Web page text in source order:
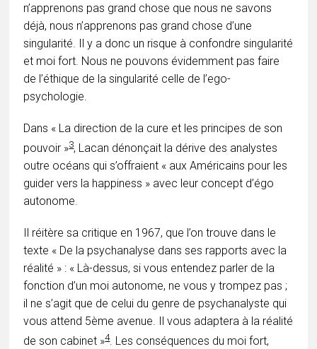
n’apprenons pas grand chose que nous ne savons
déjà, nous n’apprenons pas grand chose d’une
singularité. Il y a donc un risque à confondre singularité
et moi fort. Nous ne pouvons évidemment pas faire
de l’éthique de la singularité celle de l’ego-
psychologie.
Dans « La direction de la cure et les principes de son
pouvoir »3, Lacan dénonçait la dérive des analystes
outre océans qui s’offraient « aux Américains pour les
guider vers la happiness » avec leur concept d’égo
autonome.
Il réitère sa critique en 1967, que l’on trouve dans le
texte « De la psychanalyse dans ses rapports avec la
réalité » : « Là-dessus, si vous entendez parler de la
fonction d’un moi autonome, ne vous y trompez pas ;
il ne s’agit que de celui du genre de psychanalyste qui
vous attend 5ème avenue. Il vous adaptera à la réalité
de son cabinet »4. Les conséquences du moi fort,